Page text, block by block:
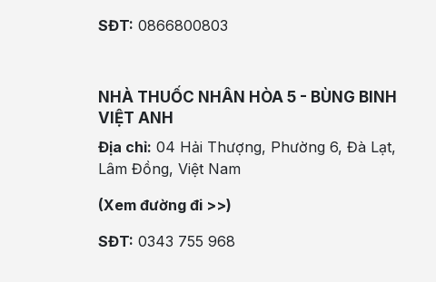
SĐT: 0866800803
NHÀ THUỐC NHÂN HÒA 5 - BÙNG BINH
VIỆT ANH
Địa chỉ: 04 Hải Thượng, Phường 6, Đà Lạt,
Lâm Đồng, Việt Nam
(Xem đường đi >>)
SĐT: 0343 755 968